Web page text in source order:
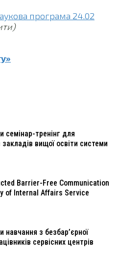
програма 24.02
тренінг для
закладів вищої освіти системи
Barrier-Free Communication
of Internal Affairs Service
з безбар’єрної
сервісних центрів